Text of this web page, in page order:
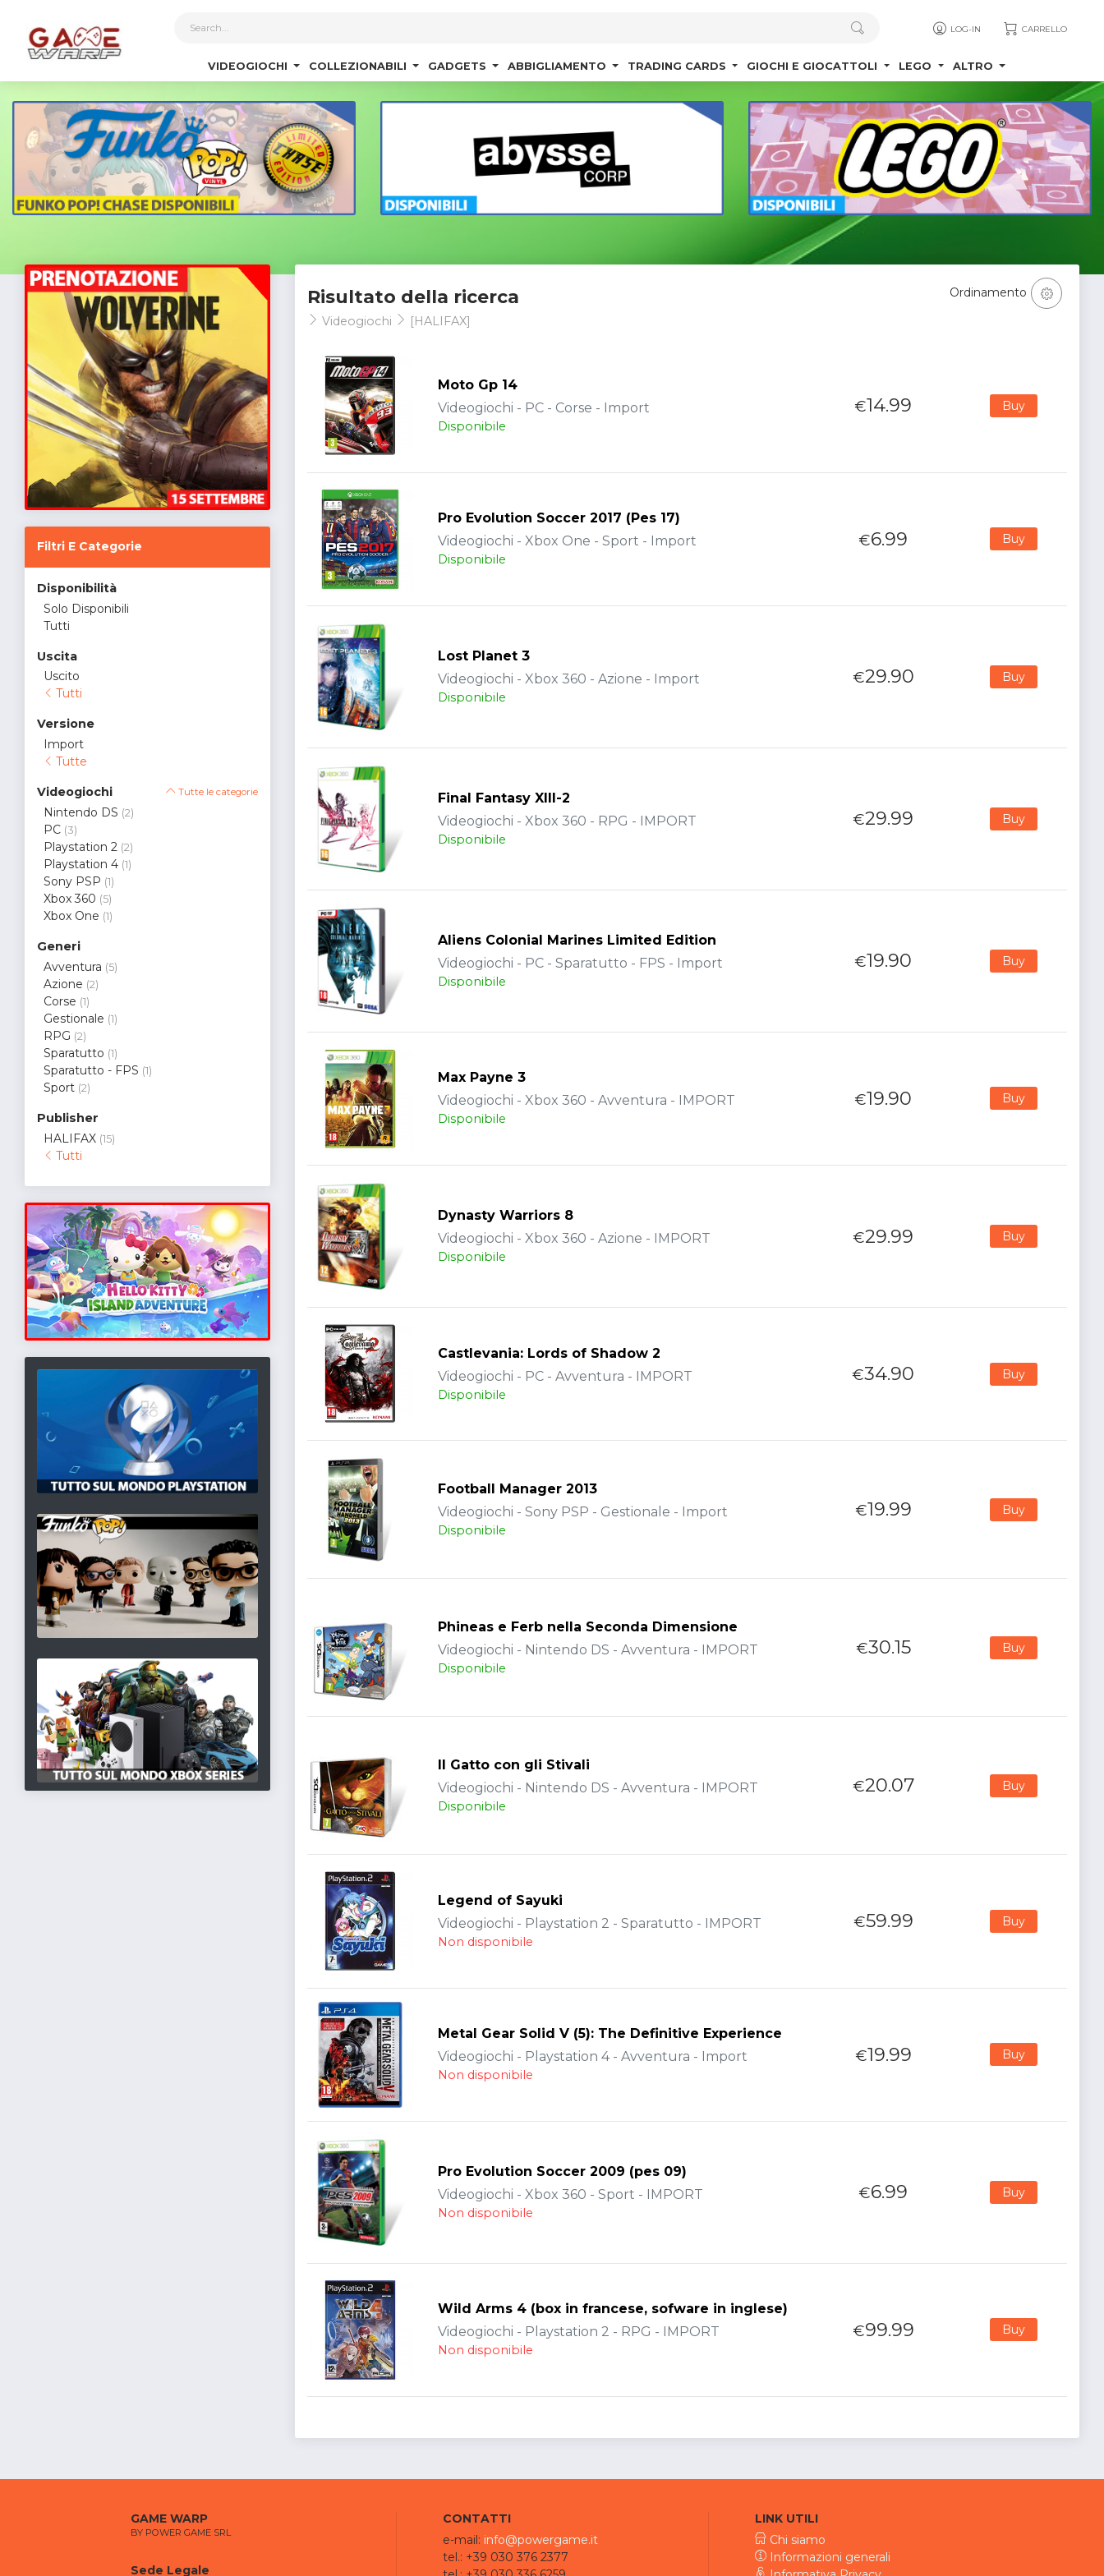
LOG-IN CARRELLO
VIDEOGIOCHI COLLEZIONABILI GADGETS ABBIGLIAMENTO TRADING CARDS GIOCHI E GIOCATTOLI LEGO ALTRO
Filtri E Categorie
Disponibilità
Solo Disponibili
Tutti
Uscita
Uscito
Tutti
Versione
Import
Tutte
Videogiochi Tutte le categorie
Nintendo DS (2)
PC (3)
Playstation 2 (2)
Playstation 4 (1)
Sony PSP (1)
Xbox 360 (5)
Xbox One (1)
Generi
Avventura (5)
Azione (2)
Corse (1)
Gestionale (1)
RPG (2)
Sparatutto (1)
Sparatutto - FPS (1)
Sport (2)
Publisher
HALIFAX (15)
Tutti
Risultato della ricerca
Videogiochi [HALIFAX]
Ordinamento
Moto Gp 14
Videogiochi - PC - Corse - Import
Disponibile
€14.99 Buy
Pro Evolution Soccer 2017 (Pes 17)
Videogiochi - Xbox One - Sport - Import
Disponibile
€6.99 Buy
Lost Planet 3
Videogiochi - Xbox 360 - Azione - Import
Disponibile
€29.90 Buy
Final Fantasy XIII-2
Videogiochi - Xbox 360 - RPG - IMPORT
Disponibile
€29.99 Buy
Aliens Colonial Marines Limited Edition
Videogiochi - PC - Sparatutto - FPS - Import
Disponibile
€19.90 Buy
Max Payne 3
Videogiochi - Xbox 360 - Avventura - IMPORT
Disponibile
€19.90 Buy
Dynasty Warriors 8
Videogiochi - Xbox 360 - Azione - IMPORT
Disponibile
€29.99 Buy
Castlevania: Lords of Shadow 2
Videogiochi - PC - Avventura - IMPORT
Disponibile
€34.90 Buy
Football Manager 2013
Videogiochi - Sony PSP - Gestionale - Import
Disponibile
€19.99 Buy
Phineas e Ferb nella Seconda Dimensione
Videogiochi - Nintendo DS - Avventura - IMPORT
Disponibile
€30.15 Buy
Il Gatto con gli Stivali
Videogiochi - Nintendo DS - Avventura - IMPORT
Disponibile
€20.07 Buy
Legend of Sayuki
Videogiochi - Playstation 2 - Sparatutto - IMPORT
Non disponibile
€59.99 Buy
Metal Gear Solid V (5): The Definitive Experience
Videogiochi - Playstation 4 - Avventura - Import
Non disponibile
€19.99 Buy
Pro Evolution Soccer 2009 (pes 09)
Videogiochi - Xbox 360 - Sport - IMPORT
Non disponibile
€6.99 Buy
Wild Arms 4 (box in francese, sofware in inglese)
Videogiochi - Playstation 2 - RPG - IMPORT
Non disponibile
€99.99 Buy
GAME WARP
BY POWER GAME SRL
Sede Legale
CONTATTI
e-mail: info@powergame.it
tel.: +39 030 376 2377
LINK UTILI
Chi siamo
Informazioni generali